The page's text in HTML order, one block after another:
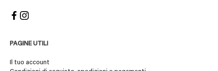
PAGINE UTILI
Il tuo account